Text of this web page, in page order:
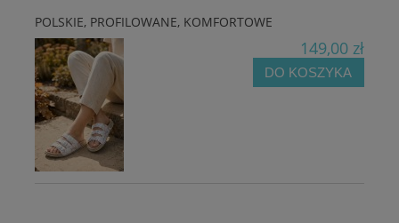
POLSKIE, PROFILOWANE, KOMFORTOWE
149,00 zł
DO KOSZYKA